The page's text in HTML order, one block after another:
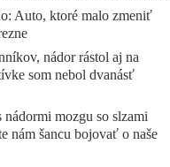
Auto, ktoré malo zmeniť
nádor rástol aj na
som nebol dvanásť
mozgu so slzami
nám šancu bojovať o naše